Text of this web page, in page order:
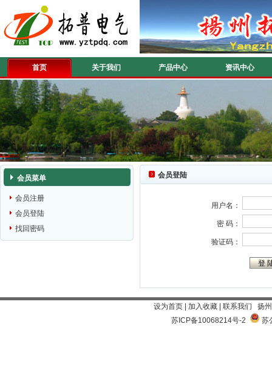
首页 关于我们 产品中心 资讯中心
会员菜单
会员注册
会员登陆
找回密码
会员登陆
用户名：
密 码：
验证码：
设为首页 加入收藏 联系我们 扬
苏ICP备10068214号-2
苏